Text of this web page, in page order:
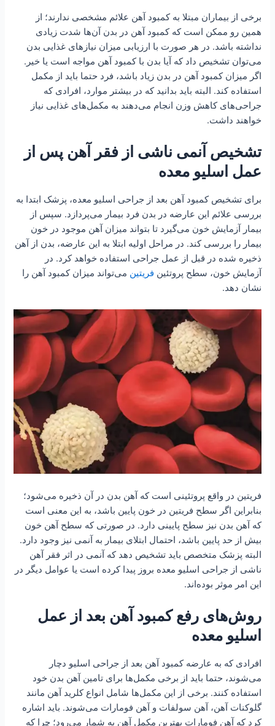
برخی از بیماران مبتلا به کمبود آهن علائم مشخصی ندارند؛ از
همین رو ممکن است که کمبود آهن در بدن آن‌ها شدت زیادی
نداشته باشد. در هر صورت با ارزیابی میزان نیازهای غذایی بدن
می‌توان تشخیص داد که آیا بدن با کمبود آهن مواجه است یا خیر.
اگر میزان کمبود آهن در بدن زیاد باشد، فرد حتما باید از مکمل
استفاده کند. البته باید بدانید که در بیشتر موارد، افرادی که
جراحی‌های کاهش وزن انجام می‌دهند به مکمل‌های غذایی نیاز
خواهند داشت.
تشخیص آنمی ناشی از فقر آ‌هن پس از
عمل اسلیو معده
برای تشخیص کمبود آهن بعد از جراحی اسلیو معده، پزشک ابتدا به
بررسی علائم این عارضه در بدن فرد بیمار می‌پردازد. سپس از
بیمار آزمایش خون می‌گیرد تا بتواند میزان آهن موجود در خون
بیمار را بررسی کند. در مراحل اولیه ابتلا به این عارضه، بدن از آهن
ذخیره شده در قبل از عمل جراحی استفاده خواهد کرد. در
آزمایش خون، سطح پروتئین فریتین می‌تواند میزان کمبود آهن را
نشان دهد.
فریتین در واقع پروتئینی است که آهن بدن در آن ذخیره می‌شود؛
بنابراین اگر سطح فریتین در خون پایین باشد، به این معنی است
که آهن بدن نیز سطح پایینی دارد. در صورتی که سطح آهن خون
بیش از حد پایین باشد، احتمال ابتلای بیمار به آنمی نیز وجود دارد.
البته پزشک متخصص باید تشخیص دهد که آنمی در اثر فقر آهن
ناشی از جراحی اسلیو معده بروز پیدا کرده است یا عوامل دیگر در
این امر موثر بوده‌اند.
روش‌های رفع کمبود آ‌هن بعد از عمل
اسلیو معده
افرادی که به عارضه کمبود آهن بعد از جراحی اسلیو دچار
می‌شوند، حتما باید از برخی مکمل‌ها برای تامین آهن بدن خود
استفاده کنند. برخی از این مکمل‌ها شامل انواع کلرید آهن مانند
گلوکنات آهن، آهن سولفات و آهن فومارات می‌شوند. باید اشاره
کرد که آهن فومارات بهترین مکمل آهن به شمار می‌رود؛ چرا که